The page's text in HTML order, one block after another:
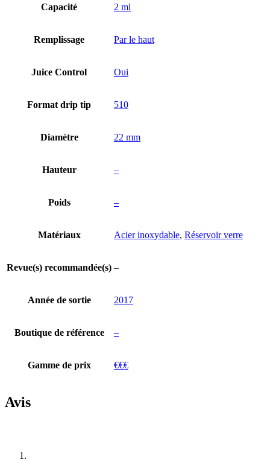
Capacité 2 ml
Remplissage Par le haut
Juice Control Oui
Format drip tip 510
Diamètre 22 mm
Hauteur –
Poids –
Matériaux Acier inoxydable, Réservoir verre
Revue(s) recommandée(s) –
Année de sortie 2017
Boutique de référence –
Gamme de prix €€€
Avis